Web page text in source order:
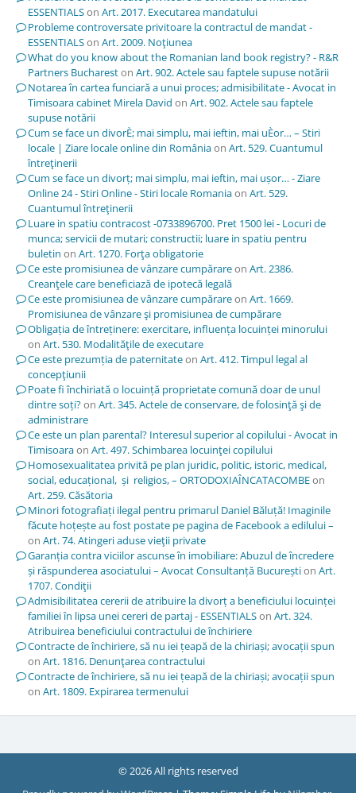
ESSENTIALSon Art. 2017. Executarea mandatului
Probleme controversate privitoare la contractul de mandat -
ESSENTIALSon Art. 2009. Noţiunea
What do you know about the Romanian land book registry? - R&R
Partners Buchareston Art. 902. Actele sau faptele supuse notării
Notarea în cartea funciară a unui proces; admisibilitate - Avocat in
Timisoara cabinet Mirela David on Art. 902. Actele sau faptele
supuse notării
Cum se face un divorÈ; mai simplu, mai ieftin, mai uÈor… – Stiri
locale | Ziare locale online din Româniaon Art. 529. Cuantumul
întreţinerii
Cum se face un divorț; mai simplu, mai ieftin, mai ușor… - Ziare
Online 24 - Stiri Online - Stiri locale Romaniaon Art. 529.
Cuantumul întreţinerii
Luare in spatiu contracost -0733896700. Pret 1500 lei - Locuri de
munca; servicii de mutari; constructii; luare in spatiu pentru
buletin on Art. 1270. Forţa obligatorie
Ce este promisiunea de vânzare cumpărareon Art. 2386.
Creanţele care beneficiază de ipotecă legală
Ce este promisiunea de vânzare cumpărareon Art. 1669.
Promisiunea de vânzare şi promisiunea de cumpărare
Obligația de întreținere: exercitare, influența locuinței minorului
on Art. 530. Modalităţile de executare
Ce este prezumția de paternitateon Art. 412. Timpul legal al
concepţiunii
Poate fi închiriată o locuință proprietate comună doar de unul
dintre soți?on Art. 345. Actele de conservare, de folosinţă şi de
administrare
Ce este un plan parental? Interesul superior al copilului - Avocat in
Timisoaraon Art. 497. Schimbarea locuinţei copilului
Homosexualitatea privită pe plan juridic, politic, istoric, medical,
social, educațional, și religios, – ORTODOXIAÎNCATACOMBEon
Art. 259. Căsătoria
Minori fotografiați ilegal pentru primarul Daniel Băluță! Imaginile
făcute hoțește au fost postate pe pagina de Facebook a edilului –
on Art. 74. Atingeri aduse vieţii private
Garanția contra viciilor ascunse în imobiliare: Abuzul de încredere
și răspunderea asociatului – Avocat Consultanță Bucureștion Art.
1707. Condiţii
Admisibilitatea cererii de atribuire la divorț a beneficiului locuinței
familiei în lipsa unei cereri de partaj - ESSENTIALSon Art. 324.
Atribuirea beneficiului contractului de închiriere
Contracte de închiriere, să nu iei țeapă de la chiriași; avocații spun
on Art. 1816. Denunţarea contractului
Contracte de închiriere, să nu iei țeapă de la chiriași; avocații spun
on Art. 1809. Expirarea termenului
© 2026 All rights reserved